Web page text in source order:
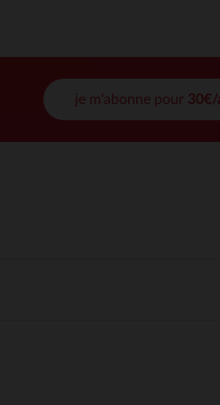
je m'abonne pour 30€/